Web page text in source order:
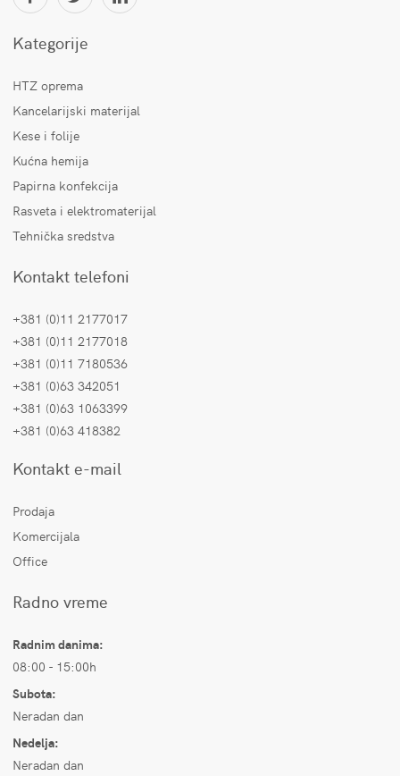
Kategorije
HTZ oprema
Kancelarijski materijal
Kese i folije
Kućna hemija
Papirna konfekcija
Rasveta i elektromaterijal
Tehnička sredstva
Kontakt telefoni
+381 (0)11 2177017
+381 (0)11 2177018
+381 (0)11 7180536
+381 (0)63 342051
+381 (0)63 1063399
+381 (0)63 418382
Kontakt e-mail
Prodaja
Komercijala
Office
Radno vreme
Radnim danima:
08:00 - 15:00h
Subota:
Neradan dan
Nedelja:
Neradan dan